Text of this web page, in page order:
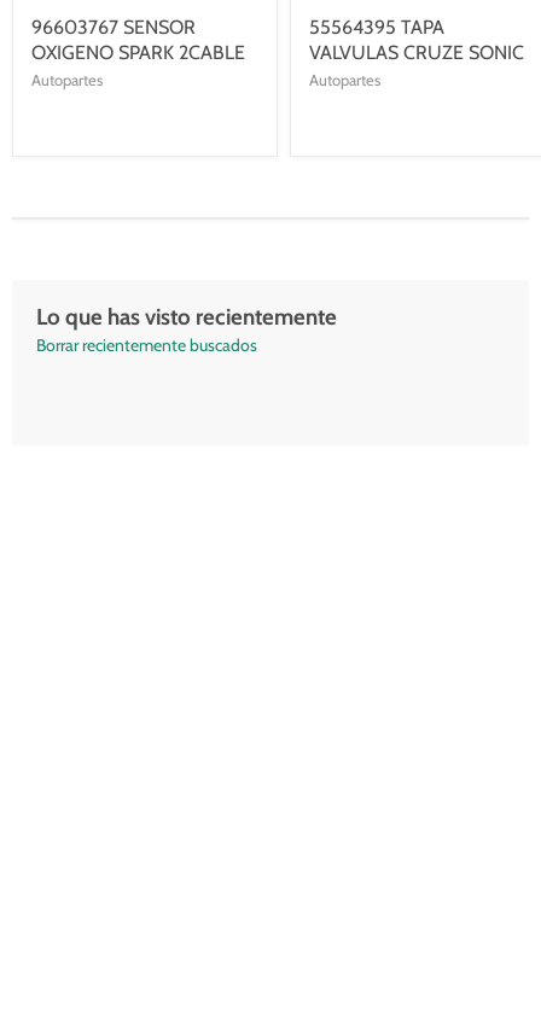
96603767 SENSOR
OXIGENO SPARK 2CABLE
Autopartes
55564395 TAPA
VALVULAS CRUZE SONIC
Autopartes
Lo que has visto recientemente
Borrar recientemente buscados